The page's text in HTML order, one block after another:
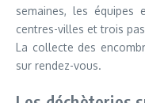
semaines, les équipes
centres-villes et trois
La collecte des
sur rendez-vous.